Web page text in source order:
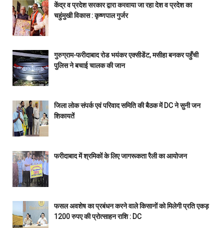
केंद्र व प्रदेश सरकार द्वारा करवाया जा रहा देश व प्रदेश का
चहुंमुखी विकास : कृष्णपाल गुर्जर
गुरुग्राम-फरीदाबाद रोड भयंकर एक्सीडेंट, मसीहा बनकर पहुँची
पुलिस ने बचाई चालक की जान
जिला लोक संपर्क एवं परिवाद समिति की बैठक में DC ने सुनी जन
शिकायतें
फरीदाबाद में श्रमिकों के लिए जागरूकता रैली का आयोजन
फसल अवशेष का प्रबंधन करने वाले किसानों को मिलेगी प्रति एकड़
1200 रुपए की प्रोत्साहन राशि : DC